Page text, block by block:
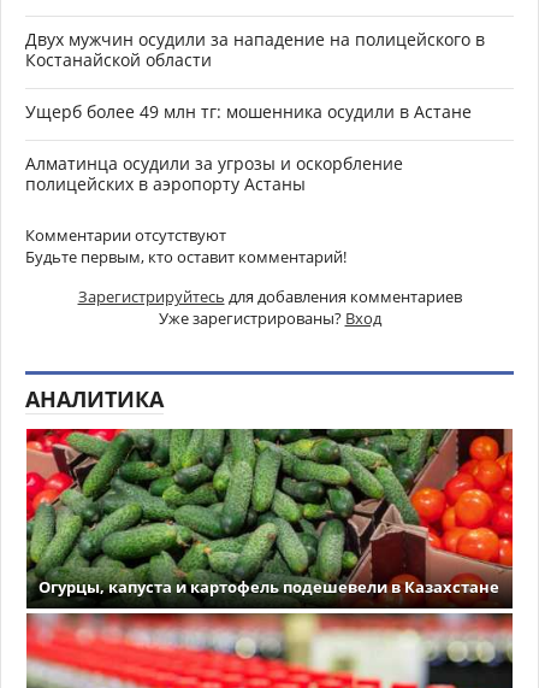
Двух мужчин осудили за нападение на полицейского в
Костанайской области
Ущерб более 49 млн тг: мошенника осудили в Астане
Алматинца осудили за угрозы и оскорбление
полицейских в аэропорту Астаны
Комментарии отсутствуют
Будьте первым, кто оставит комментарий!
Зарегистрируйтесь для добавления комментариев
Уже зарегистрированы? Вход
АНАЛИТИКА
Огурцы, капуста и картофель подешевели в Казахстане